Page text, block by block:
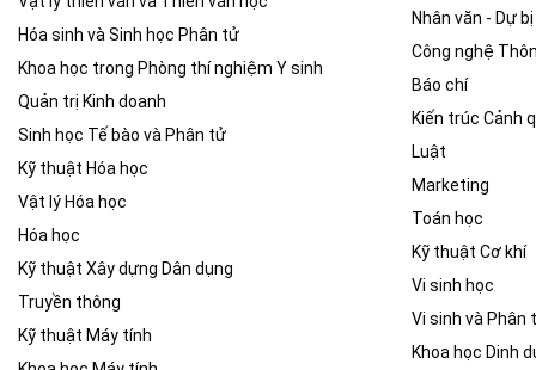
Hóa sinh và Sinh học Phân tử
Khoa học trong Phòng thí nghiệm Y sinh
Quản trị Kinh doanh
Sinh học Tế bào và Phân tử
Kỹ thuật Hóa học
Vật lý Hóa học
Hóa học
Kỹ thuật Xây dựng Dân dụng
Truyền thông
Kỹ thuật Máy tính
Nhân văn - Dự
Công nghệ
Báo chí
Kiến trúc Cảnh
Luật
Marketing
Toán học
Kỹ thuật Cơ khí
Vi sinh học
Vi sinh và Phân
Khoa học Dinh